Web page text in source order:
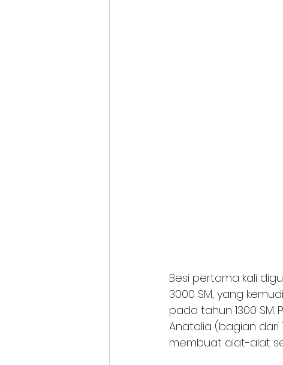
Besi pertama kali
3000 SM, yang
pada tahun 1300
Anatolia (bagian dari
membuat alat-alat